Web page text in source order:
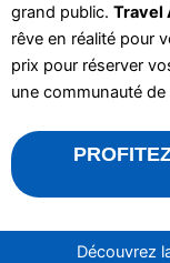
grand public. Travel
rêve en réalité pour
prix pour réserver
une communauté
Découvrez